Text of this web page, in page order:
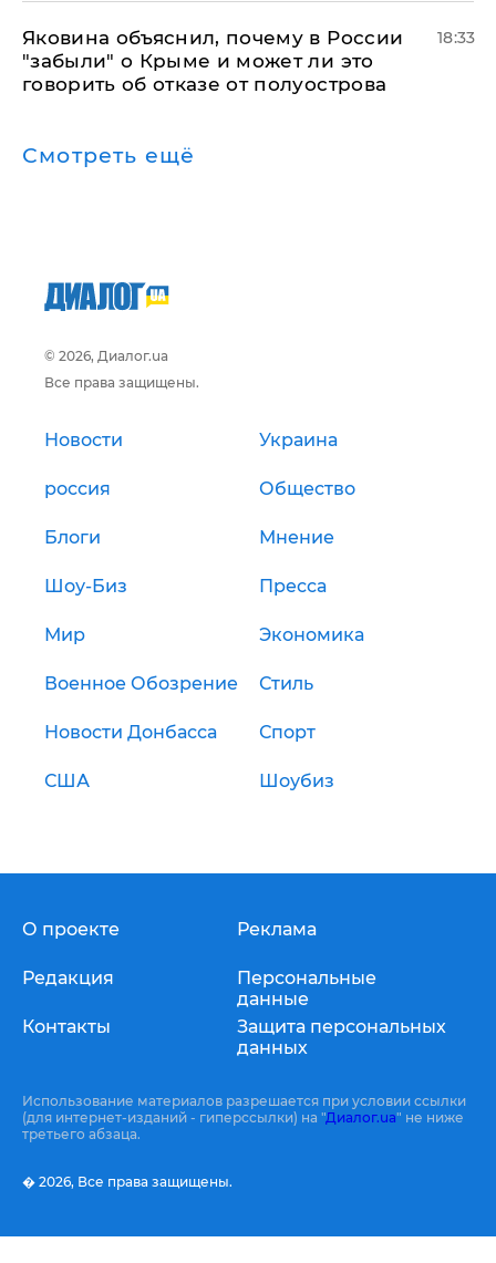
Яковина объяснил, почему в России
"забыли" о Крыме и может ли это
говорить об отказе от полуострова
18:33
Смотреть ещё
© 2026, Диалог.ua
Все права защищены.
Новости Украина
россия Общество
Блоги Мнение
Шоу-Биз Пресса
Мир Экономика
Военное Обозрение Стиль
Новости Донбасса Спорт
США Шоубиз
О проекте
Редакция
Контакты
Реклама
Персональные
данные
Защита персональных
данных
Использование материалов разрешается при условии ссылки
(для интернет-изданий - гиперссылки) на "Диалог.ua" не ниже
третьего абзаца.
� 2026, Все права защищены.